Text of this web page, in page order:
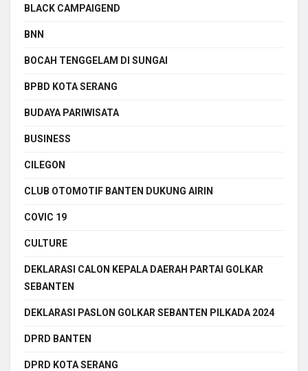
BLACK CAMPAIGEND
BNN
BOCAH TENGGELAM DI SUNGAI
BPBD KOTA SERANG
BUDAYA PARIWISATA
BUSINESS
CILEGON
CLUB OTOMOTIF BANTEN DUKUNG AIRIN
COVIC 19
CULTURE
DEKLARASI CALON KEPALA DAERAH PARTAI GOLKAR
SEBANTEN
DEKLARASI PASLON GOLKAR SEBANTEN PILKADA 2024
DPRD BANTEN
DPRD KOTA SERANG